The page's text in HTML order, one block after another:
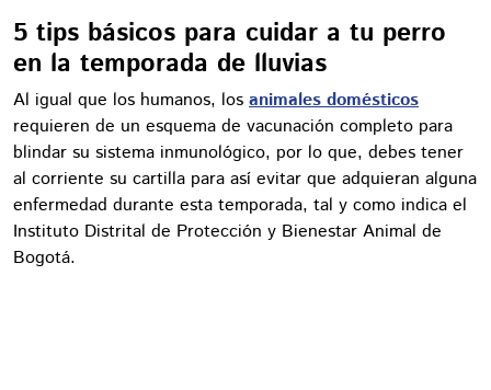
5 tips básicos para cuidar a tu perro
en la temporada de lluvias
Al igual que los humanos, los animales domésticos
requieren de un esquema de vacunación completo para
blindar su sistema inmunológico, por lo que, debes tener
al corriente su cartilla para así evitar que adquieran alguna
enfermedad durante esta temporada, tal y como indica el
Instituto Distrital de Protección y Bienestar Animal de
Bogotá.